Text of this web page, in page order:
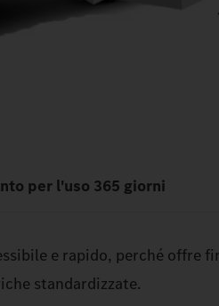
per l'uso 365 giorni
e rapido, perché offre
standardizzate.